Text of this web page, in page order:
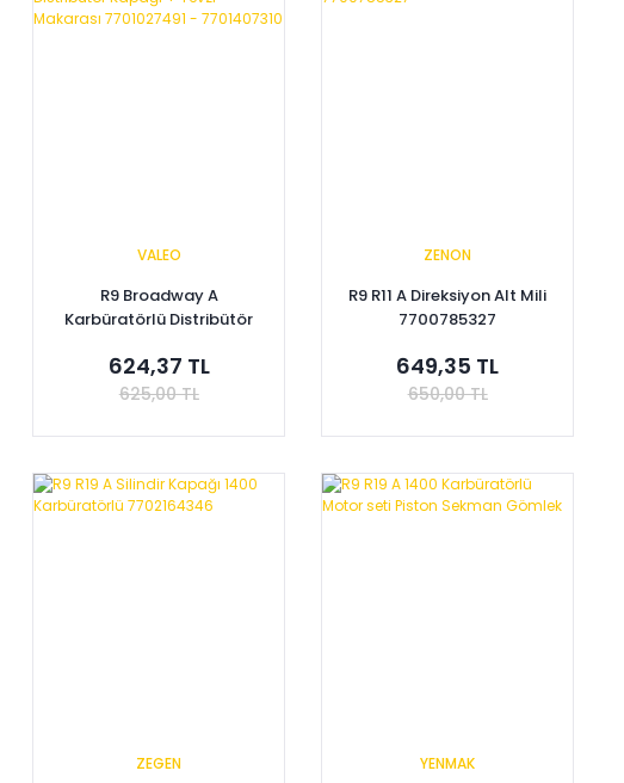
VALEO
R9 Broadway A
Karbüratörlü Distribütör
7701027491 - 7701407310
624,37 TL
625,00 TL
Sepete Ekle
ZENON
R9 R11 A Direksiyon Alt Mili
7700785327
649,35 TL
650,00 TL
Sepete Ekle
ZEGEN YENMAK